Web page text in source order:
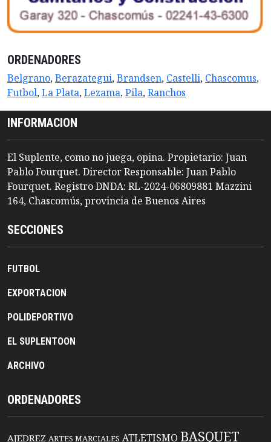
ORDENADORES
Belgrano,Berazategui,Brandsen, Castelli, Chascomus,
Futbol,La Plata,Lezama,Pila,Ranchos
INFORMACION
El Suplente, como no juega, opina. Propietario: Juan
Pablo Fourquet. Director Responsable: Juan Pablo
Fourquet. Registro DNDA: RL-2024-06809881 Mazzini
164, Chascomús, provincia de Buenos Aires
SECCIONES
FUTBOL
EXPORTACION
POLIDEPORTIVO
EL SUPLENTOON
ARCHIVO
ORDENADORES
AJEDREZ ARTES MARCIALES ATLETISMO BASQUET